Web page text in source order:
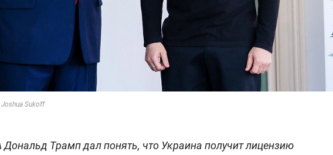
Sukoff
Трамп дал понять, что Украина получит лицензию